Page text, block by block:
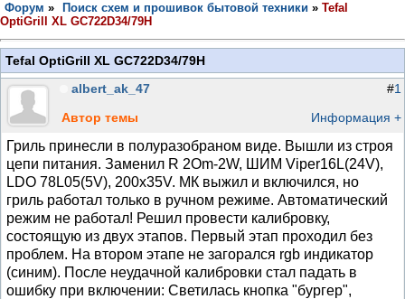
Форум » Поиск схем и прошивок бытовой техники » Tefal
OptiGrill XL GC722D34/79H
Tefal OptiGrill XL GC722D34/79H
albert_ak_47
Автор темы
#1
Информация +
Гриль принесли в полуразобраном виде. Вышли из строя
цепи питания. Заменил R 2Om-2W, ШИМ Viper16L(24V),
LDO 78L05(5V), 200x35V. МК выжил и включился, но
гриль работал только в ручном режиме. Автоматический
режим не работал! Решил провести калибровку,
состоящую из двух этапов. Первый этап проходил без
проблем. На втором этапе не загорался rgb индикатор
(синим). После неудачной калибровки стал падать в
ошибку при включении: Светилась кнопка "бургер",